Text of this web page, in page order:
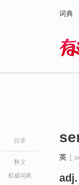
词典
目录
释义
权威词典
英